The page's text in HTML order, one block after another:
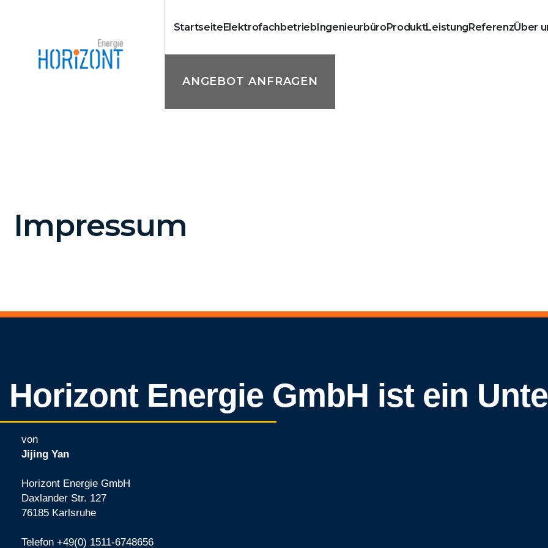
StartseiteElektrofachbetriebIngenieurbüroProduktLeistungReferenzÜber
ANGEBOT ANFRAGEN
Impressum
Horizont Energie GmbH ist ein
von
Jijing Yan
Horizont Energie GmbH
Daxlander Str. 127
76185 Karlsruhe
Telefon +49(0) 1511-6748656